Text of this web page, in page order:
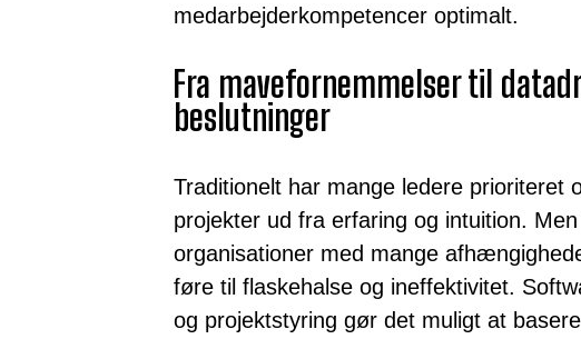
medarbejderkompetencer optimalt.
Fra mavefornemmelser til
beslutninger
Traditionelt har mange ledere prioriteret
projekter ud fra erfaring og intuition.
organisationer med mange
føre til flaskehalse og ineffektivitet.
og projektstyring gør det muligt at